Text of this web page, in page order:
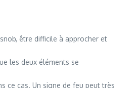
être difficile à approcher et
les deux éléments se
ce cas. Un signe de feu peut très